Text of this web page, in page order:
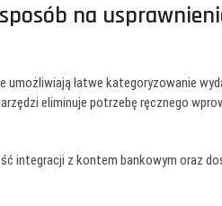
na
łatwe kategoryzowanie
eliminuje potrzebę ręcznego
integracji z kontem bankowym oraz